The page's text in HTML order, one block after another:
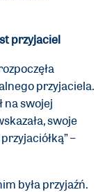
przyjaciel
przyjaciela.
na swojej
swoje
–
była przyjaźń.